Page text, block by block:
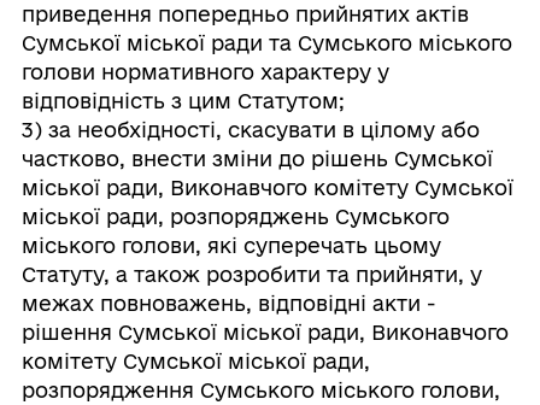
приведення попередньо прийнятих актів
Сумської міської ради та Сумського міського
голови нормативного характеру у
відповідність з цим Статутом;
3) за необхідності, скасувати в цілому або
частково, внести зміни до рішень Сумської
міської ради, Виконавчого комітету Сумської
міської ради, розпоряджень Сумського
міського голови, які суперечать цьому
Статуту, а також розробити та прийняти, у
межах повноважень, відповідні акти -
рішення Сумської міської ради, Виконавчого
комітету Сумської міської ради,
розпорядження Сумського міського голови,